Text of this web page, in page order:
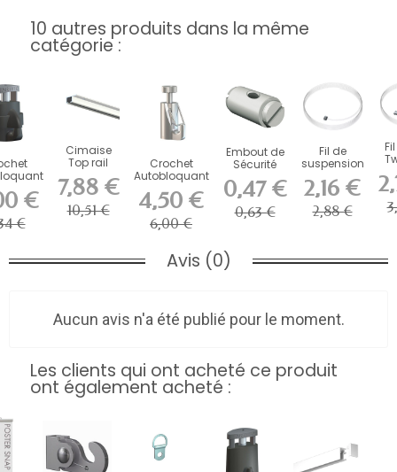
10 autres produits dans la même
catégorie :
Micro
€
€
Cimaise
Top rail
pour
plafond (
taille au...
7,88 €
10,51 €
Crochet
Autobloquant
de Sécurité
Artiteq...
4,50 €
6,00 €
Embout de
Sécurité
Artiteq pour
Fils et...
0,47 €
0,63 €
Fil de
suspension
en perlon
Slider
Artiteq
2,16 €
2,88 €
Avis (0)
Aucun avis n'a été publié pour le moment.
Les clients qui ont acheté ce produit
ont également acheté :